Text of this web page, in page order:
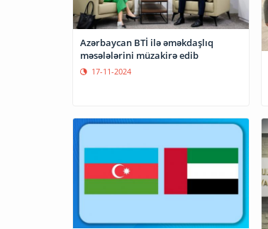
Azərbaycan BTİ ilə əməkdaşlıq
məsələlərini müzakirə edib
17-11-2024